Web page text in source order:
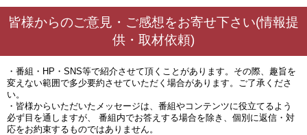
皆様からのご意見・ご感想をお寄せ下さい(情報提
供・取材依頼)
・番組・HP・SNS等で紹介させて頂くことがあります。その際、趣旨を
変えない範囲で多少要約させていただく場合があります。ご了承くださ
い。
・皆様からいただいたメッセージは、番組やコンテンツに役立てるよう
必ず目を通しますが、 番組内でお答えする場合を除き、個別に返信・対
応をお約束するものではありません。